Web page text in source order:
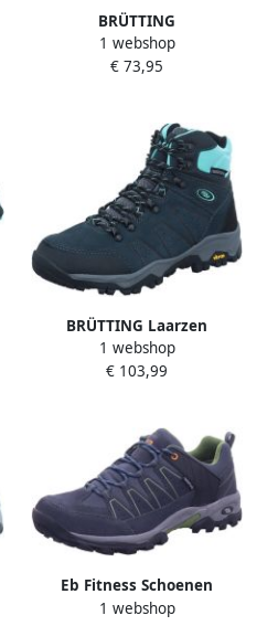
BRÜTTING
Outdoorschoenen
Outdoorschoen Tacna
1 webshop
€ 73,95
BRÜTTING Laarzen
Outdoorlaars Mount
Princeton
1 webshop
€ 103,99
Eb Fitness Schoenen
1 webshop